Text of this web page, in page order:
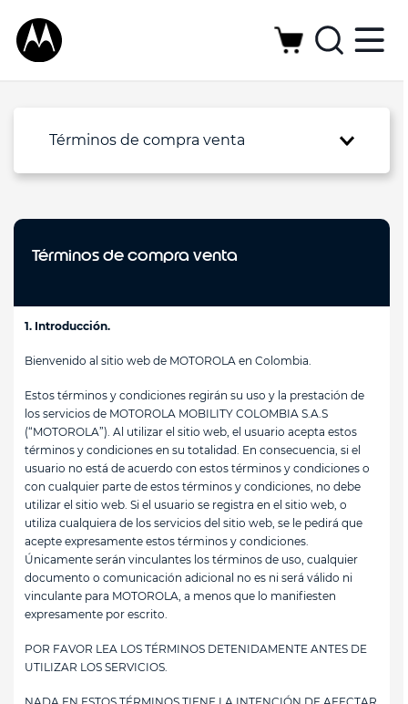
Términos de compra venta
Términos de compra venta
1. Introducción.
Bienvenido al sitio web de MOTOROLA en Colombia.
Estos términos y condiciones regirán su uso y la prestación de
los servicios de MOTOROLA MOBILITY COLOMBIA S.A.S
(“MOTOROLA”). Al utilizar el sitio web, el usuario acepta estos
términos y condiciones en su totalidad. En consecuencia, si el
usuario no está de acuerdo con estos términos y condiciones o
con cualquier parte de estos términos y condiciones, no debe
utilizar el sitio web. Si el usuario se registra en el sitio web, o
utiliza cualquiera de los servicios del sitio web, se le pedirá que
acepte expresamente estos términos y condiciones.
Únicamente serán vinculantes los términos de uso, cualquier
documento o comunicación adicional no es ni será válido ni
vinculante para MOTOROLA, a menos que lo manifiesten
expresamente por escrito.
POR FAVOR LEA LOS TÉRMINOS DETENIDAMENTE ANTES DE
UTILIZAR LOS SERVICIOS.